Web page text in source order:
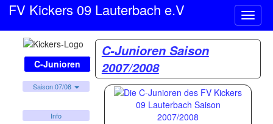
ein-/
FV Kickers 09 Lauterbach e.V
C-Junioren
Saison 07/08
Info
C-Junioren Saison
2007/2008